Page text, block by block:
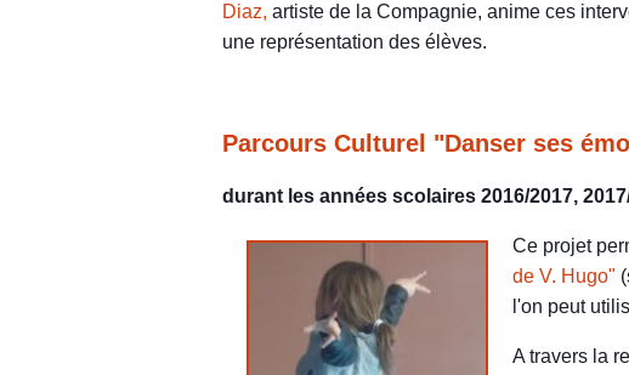
Diaz, artiste de la Compagnie, anime ces
une représentation des élèves.
Parcours Culturel "Danser ses
durant les années scolaires 2016/2017,
Ce projet
de V. Hugo"
l'on peut
A travers la